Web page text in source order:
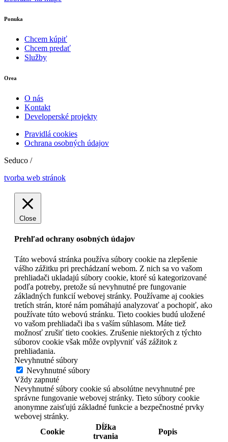
Ponuka
Chcem kúpiť
Chcem predať
Služby
Orea
O nás
Kontakt
Developerské projekty
Pravidlá cookies
Ochrana osobných údajov
Seduco /
tvorba web stránok
Close
Prehľad ochrany osobných údajov
Táto webová stránka používa súbory cookie na zlepšenie
vášho zážitku pri prechádzaní webom. Z nich sa vo vašom
prehliadači ukladajú súbory cookie, ktoré sú kategorizované
podľa potreby, pretože sú nevyhnutné pre fungovanie
základných funkcií webovej stránky. Používame aj cookies
tretích strán, ktoré nám pomáhajú analyzovať a pochopiť, ako
používate túto webovú stránku. Tieto cookies budú uložené
vo vašom prehliadači iba s vaším súhlasom. Máte tiež
možnosť zrušiť tieto cookies. Zrušenie niektorých z týchto
súborov cookie však môže ovplyvniť váš zážitok z
prehliadania.
Nevyhnutné súbory
Nevyhnutné súbory
Vždy zapnuté
Nevyhnutné súbory cookie sú absolútne nevyhnutné pre
správne fungovanie webovej stránky. Tieto súbory cookie
anonymne zaisťujú základné funkcie a bezpečnostné prvky
webovej stránky.
Cookie
Dĺžka
trvania
Popis